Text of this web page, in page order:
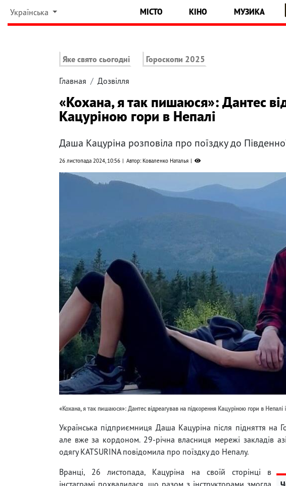
Українська МІСТО КІНО МУЗИКА
Яке свято сьогодні Гороскопи 2025
Главная Дозвілля
«Кохана, я так пишаюся»: Дантес
Кацуріною гори в Непалі
Даша Кацуріна розповіла про поїздку до
26 листопада 2024, 10:56 Автор: Коваленко Наталья
«Кохана, я так пишаюся»: Дантес відреагував на підкорення Кацуріною гори в
Українська підприємниця Даша Кацуріна після підняття
але вже за кордоном. 29-річна власниця мережі закладів
одягу KATSURINA повідомила про поїздку до Непалу.
Вранці, 26 листопада, Кацуріна на своїй сторінці в
інстаграмі похвалилася, що разом з інструкторами змогла